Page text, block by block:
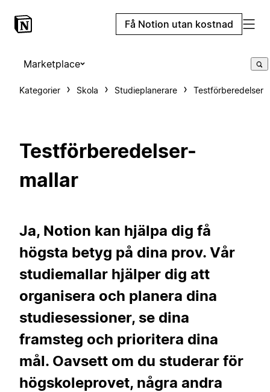
Få Notion utan kostnad
Marketplace
Kategorier Skola Studieplanerare Testförberedelser
Testförberedelser-
mallar
Ja, Notion kan hjälpa dig få
högsta betyg på dina prov. Vår
studiemallar hjälper dig att
organisera och planera dina
studiesessioner, se dina
framsteg och prioritera dina
mål. Oavsett om du studerar för
högskoleprovet, några andra